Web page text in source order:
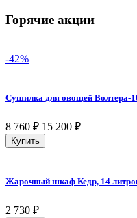
Горячие акции
-42%
Сушилка для овощей Волтера-
8 760 ₽ 15 200 ₽
Купить
Жарочный шкаф Кедр, 14
2 730 ₽